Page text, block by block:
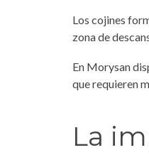
Los cojines
zona de
En Morysan
que requieren
La